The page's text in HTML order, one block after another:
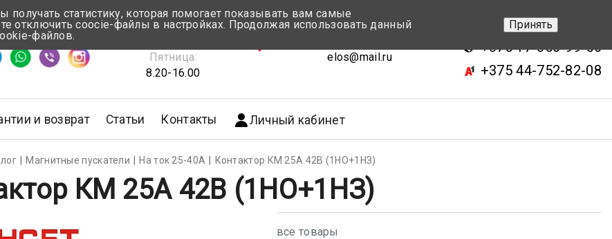
ответа ≈ 5 мин
Понедельник-Четверг:
Пятница:
8.20-16.00
elos@mail.ru
+375 17-343-46-70
+375 17-350-99-56
+375 44-752-82-08
и возврат Статьи Контакты Личный кабинет
Магнитные пускатели На ток 25-40А Контактор КМ 25А 42В (1НО+1НЗ)
КМ 25А 42В (1НО+1НЗ)
все товары
статистику, которая помогает показывать вам самые
отключить coocie-файлы в настройках. Продолжая использовать данный
файлов.
Принять